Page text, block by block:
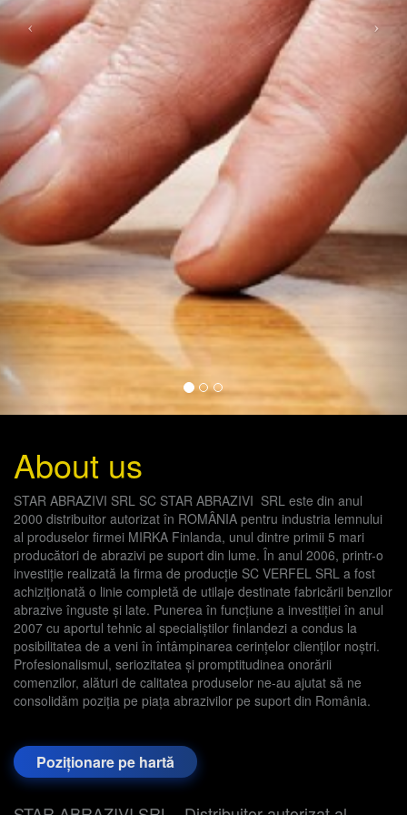
About us
STAR ABRAZIVI SRL SC STAR ABRAZIVI SRL este din anul
2000 distribuitor autorizat în ROMÂNIA pentru industria lemnului
al produselor firmei MIRKA Finlanda, unul dintre primii 5 mari
producători de abrazivi pe suport din lume. În anul 2006, printr-o
investiție realizată la firma de producție SC VERFEL SRL a fost
achiziționată o linie completă de utilaje destinate fabricării benzilor
abrazive înguste și late. Punerea în funcțiune a investiției în anul
2007 cu aportul tehnic al specialiștilor finlandezi a condus la
posibilitatea de a veni în întâmpinarea cerințelor clienților noștri.
Profesionalismul, seriozitatea și promptitudinea onorării
comenzilor, alături de calitatea produselor ne-au ajutat să ne
consolidăm poziția pe piața abrazivilor pe suport din România.
Poziționare pe hartă